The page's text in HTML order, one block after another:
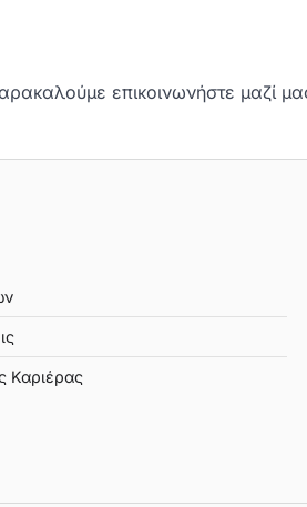
επικοινωνήστε μαζί
Καριέρας